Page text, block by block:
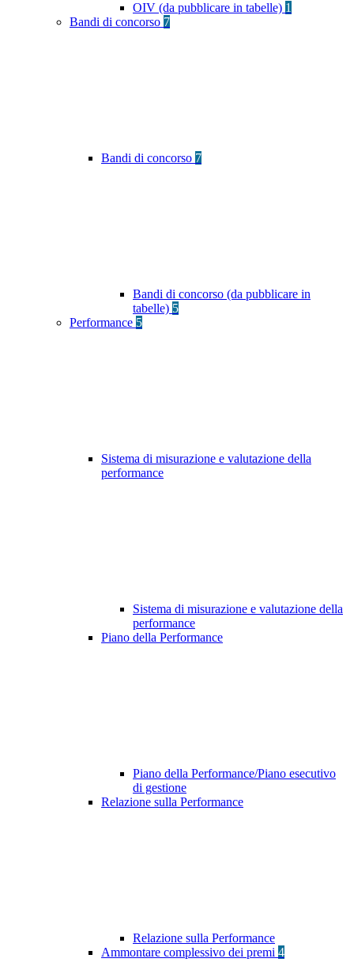
OIV (da pubblicare in tabelle) 1
Bandi di concorso 7
Bandi di concorso 7
Bandi di concorso (da pubblicare in
tabelle) 5
Performance 5
Sistema di misurazione e valutazione della
performance
Sistema di misurazione e valutazione della
performance
Piano della Performance
Piano della Performance/Piano esecutivo
di gestione
Relazione sulla Performance
Relazione sulla Performance
Ammontare complessivo dei premi 4